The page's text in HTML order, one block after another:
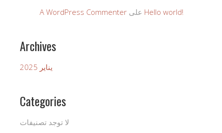
A WordPress Commenter Hello world!
Archives
يناير 2025
Categories
لا توجد تصنيفات